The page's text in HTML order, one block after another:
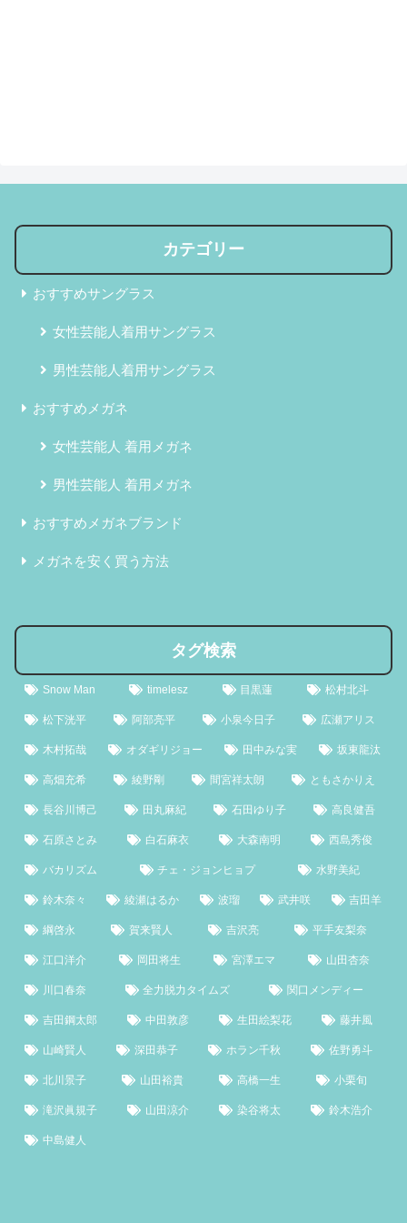
カテゴリー
おすすめサングラス
女性芸能人着用サングラス
男性芸能人着用サングラス
おすすめメガネ
女性芸能人 着用メガネ
男性芸能人 着用メガネ
おすすめメガネブランド
メガネを安く買う方法
タグ検索
Snow Man timelesz 目黒蓮 松村北斗
松下洸平 阿部亮平 小泉今日子 広瀬アリス
木村拓哉 オダギリジョー 田中みな実 坂東龍汰
高畑充希 綾野剛 間宮祥太朗 ともさかりえ
長谷川博己 田丸麻紀 石田ゆり子 高良健吾
石原さとみ 白石麻衣 大森南明 西島秀俊
バカリズム チェ・ジョンヒョプ 水野美紀
鈴木奈々 綾瀬はるか 波瑠 武井咲 吉田羊
綱啓永 賀来賢人 吉沢亮 平手友梨奈
江口洋介 岡田将生 宮澤エマ 山田杏奈
川口春奈 全力脱力タイムズ 関口メンディー
吉田鋼太郎 中田敦彦 生田絵梨花 藤井風
山崎賢人 深田恭子 ホラン千秋 佐野勇斗
北川景子 山田裕貴 高橋一生 小栗旬
滝沢眞規子 山田涼介 染谷将太 鈴木浩介
中島健人